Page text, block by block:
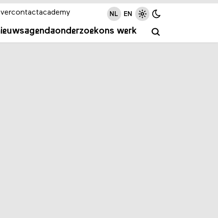
agendaonderzoekons werk
contactacademy NL EN